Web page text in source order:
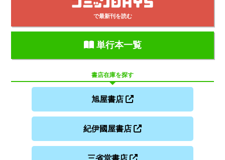
で最新刊を読む
単行本一覧
書店在庫を探す
旭屋書店
紀伊國屋書店
三省堂書店